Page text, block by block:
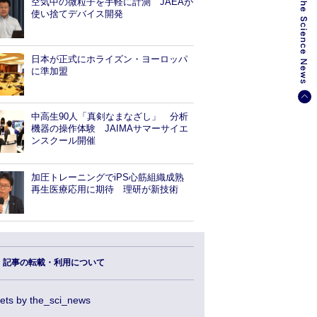
使い捨てデバイス開発
日本が正式にホライズン・ヨーロッパ
に準加盟
中高生90人「真剣なまなざし」 分析
機器の操作体験 JAIMAサマーサイエ
ンスクール開催
加圧トレーニングでiPS心筋組織成熟
再生医療応用に期待 理研が新技術
記事の転載・利用について
by the_sci_news